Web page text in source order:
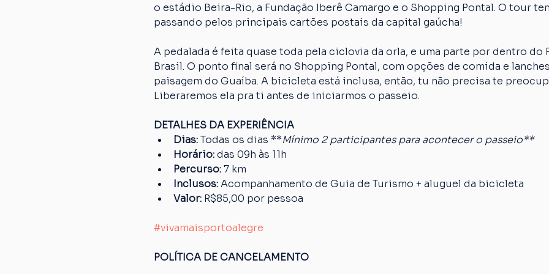
o estádio Beira-Rio, a Fundação Iberê Camargo e o Shopping Pontal. O tour
passando pelos principais cartões postais da capital gaúcha!
A pedalada é feita quase toda pela ciclovia da orla, e uma parte por dentro do
Brasil. O ponto final será no Shopping Pontal, com opções de comida e
paisagem do Guaíba. A bicicleta está inclusa, então, tu não precisa te
Liberaremos ela pra ti antes de iniciarmos o passeio.
DETALHES DA EXPERIÊNCIA
Dias: Todas os dias **Mínimo 2 participantes para acontecer o passeio**
Horário: das 09h às 11h
Percurso: 7 km
Inclusos: Acompanhamento de Guia de Turismo + aluguel da bicicleta
Valor: R$85,00 por pessoa
#vivamaisportoalegre
POLÍTICA DE CANCELAMENTO